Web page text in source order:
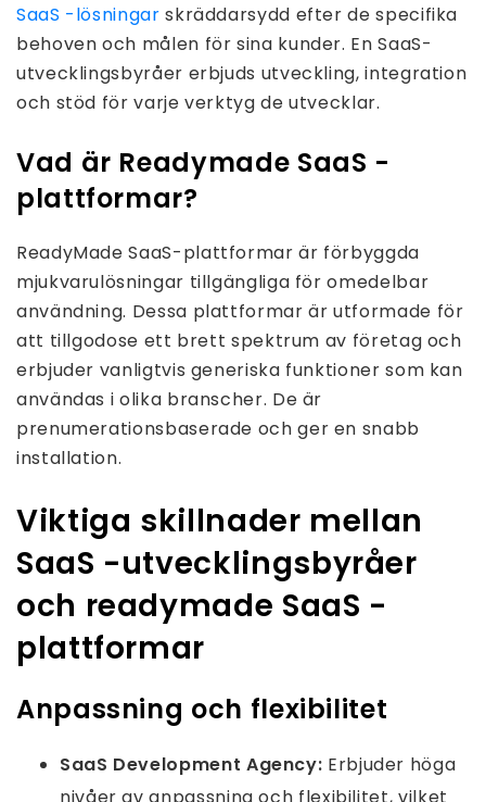
SaaS -lösningar skräddarsydd efter de specifika
behoven och målen för sina kunder. En SaaS-
utvecklingsbyråer erbjuds utveckling, integration
och stöd för varje verktyg de utvecklar.
Vad är Readymade SaaS -
plattformar?
ReadyMade SaaS-plattformar är förbyggda
mjukvarulösningar tillgängliga för omedelbar
användning. Dessa plattformar är utformade för
att tillgodose ett brett spektrum av företag och
erbjuder vanligtvis generiska funktioner som kan
användas i olika branscher. De är
prenumerationsbaserade och ger en snabb
installation.
Viktiga skillnader mellan
SaaS -utvecklingsbyråer
och readymade SaaS -
plattformar
Anpassning och flexibilitet
SaaS Development Agency: Erbjuder höga
nivåer av anpassning och flexibilitet, vilket